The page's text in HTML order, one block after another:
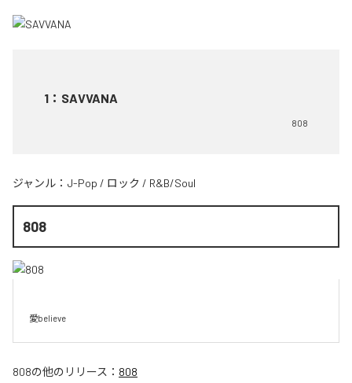
1 ： SAVVANA
808
ジャンル： J-Pop / ロック / R&B/Soul
808
愛believe
808の他のリリース： 808